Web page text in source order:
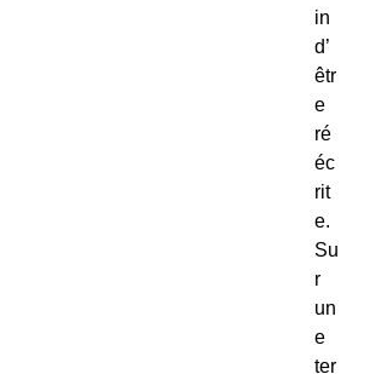
in
d’
êtr
e
ré
éc
rit
e.
Su
r
un
e
ter